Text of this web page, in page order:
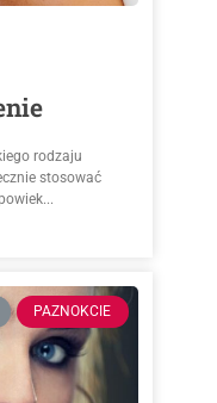
rodzaju
stosować
PAZNOKCIE